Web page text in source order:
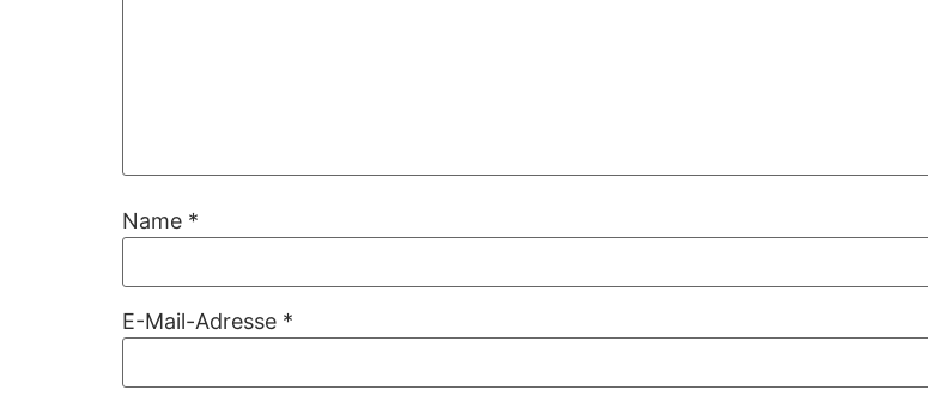
Name *
E-Mail-Adresse *